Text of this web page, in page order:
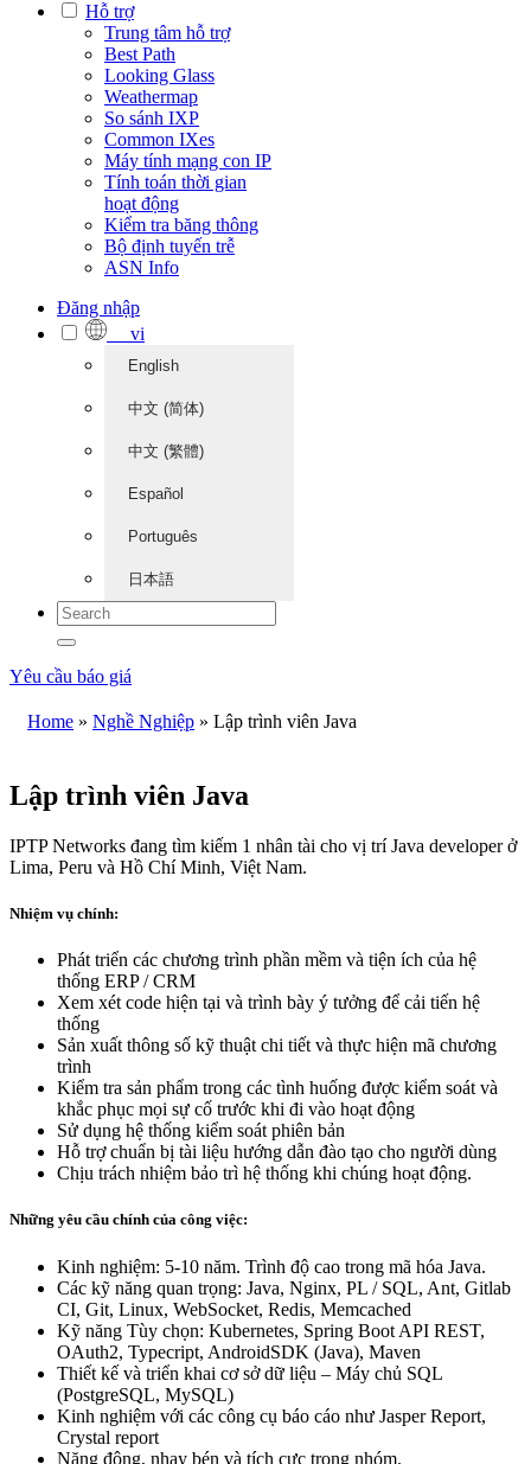
Hỗ trợ
Trung tâm hỗ trợ
Best Path
Looking Glass
Weathermap
So sánh IXP
Common IXes
Máy tính mạng con IP
Tính toán thời gian
hoạt động
Kiểm tra băng thông
Bộ định tuyến trễ
ASN Info
Đăng nhập
vi
English
中文 (简体)
中文 (繁體)
Español
Português
日本語
Yêu cầu báo giá
Home » Nghề Nghiệp » Lập trình viên Java
Lập trình viên Java
IPTP Networks đang tìm kiếm 1 nhân tài cho vị trí Java developer ở
Lima, Peru và Hồ Chí Minh, Việt Nam.
Nhiệm vụ chính:
Phát triển các chương trình phần mềm và tiện ích của hệ
thống ERP / CRM
Xem xét code hiện tại và trình bày ý tưởng để cải tiến hệ
thống
Sản xuất thông số kỹ thuật chi tiết và thực hiện mã chương
trình
Kiểm tra sản phẩm trong các tình huống được kiểm soát và
khắc phục mọi sự cố trước khi đi vào hoạt động
Sử dụng hệ thống kiểm soát phiên bản
Hỗ trợ chuẩn bị tài liệu hướng dẫn đào tạo cho người dùng
Chịu trách nhiệm bảo trì hệ thống khi chúng hoạt động.
Những yêu cầu chính của công việc:
Kinh nghiệm: 5-10 năm. Trình độ cao trong mã hóa Java.
Các kỹ năng quan trọng: Java, Nginx, PL / SQL, Ant, Gitlab
CI, Git, Linux, WebSocket, Redis, Memcached
Kỹ năng Tùy chọn: Kubernetes, Spring Boot API REST,
OAuth2, Typecript, AndroidSDK (Java), Maven
Thiết kế và triển khai cơ sở dữ liệu – Máy chủ SQL
(PostgreSQL, MySQL)
Kinh nghiệm với các công cụ báo cáo như Jasper Report,
Crystal report
Năng động, nhạy bén và tích cực trong nhóm.